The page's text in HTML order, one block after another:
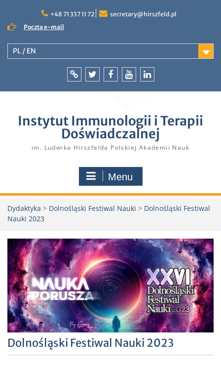
content
+48 71 337 11 72
secretary@hirszfeld.pl
Poczta e-mail
PL / EN
Instytut Immunologii i Terapii
Doświadczalnej
im. Ludwika Hirszfelda Polskiej Akademii Nauk
Menu
Dydaktyka > Dolnośląski Festiwal Nauki > Dolnośląski Festiwal
Nauki 2023
Dolnośląski Festiwal Nauki 2023